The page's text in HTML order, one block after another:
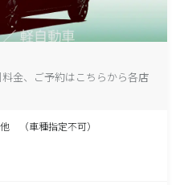
金、ご予約はこちらから各店
（車種指定不可）